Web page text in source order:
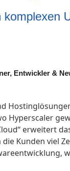
Entwickler &
Hyperscaler
erweitert
Kunden viel